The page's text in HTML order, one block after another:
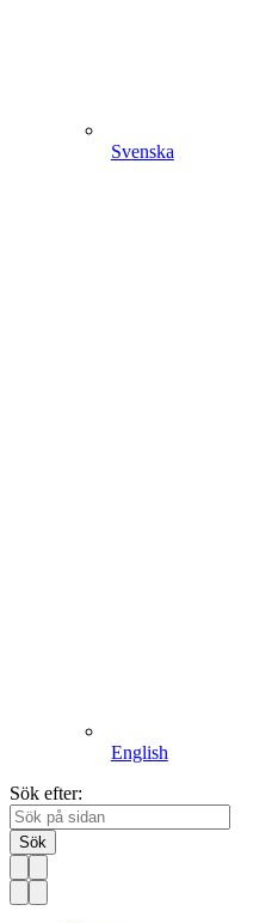
Svenska
English
Sök efter:
Sök